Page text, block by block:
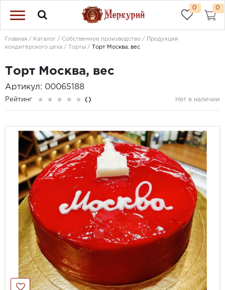
0 0
Главная Каталог Собственное производство
Продукция
кондитерского цеха
Торты Торт Москва, вес
Торт Москва, вес
Артикул: 00065188
Рейтинг () Нет в наличии